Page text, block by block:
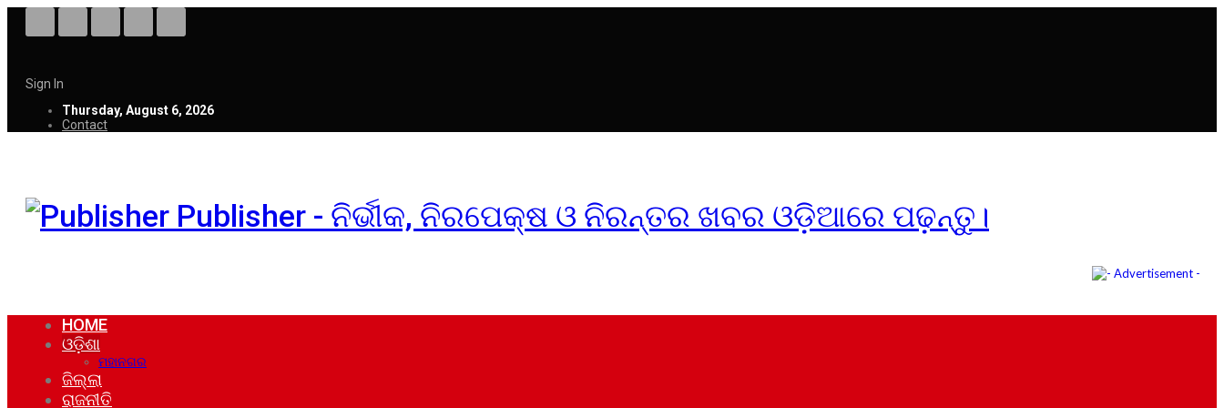
Sign In
Thursday, August 6, 2026
Contact
Publisher - ନିର୍ଭୀକ, ନିରପେକ୍ଷ ଓ ନିରନ୍ତର ଖବର ଓଡ଼ିଆରେ ପଢ଼ନ୍ତୁ।
HOME
ଓଡ଼ିଶା
ମହାନଗର
ଜିଲ୍ଲା
ରାଜନୀତି